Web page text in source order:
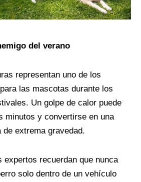
del verano
representan uno de los
las mascotas durante los
Un golpe de calor puede
minutos y convertirse en una
extrema gravedad.
expertos recuerdan que nunca
solo dentro de un vehículo